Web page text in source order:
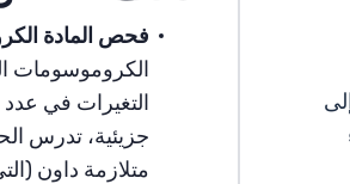
فحص المادة
التغيرات في
جزيئية، تدرس